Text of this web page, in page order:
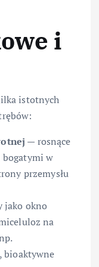
i
istotnych
— rosnące
w
przemysłu
okno
na
bioaktywne